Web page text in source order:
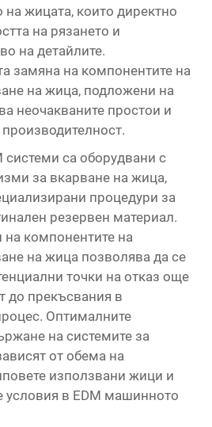
жицата, които директно
на рязането и
на детайлите.
замяна на компонентите на
на жица, подложени на
неочакваните простои и
са оборудвани с
за вкарване на жица,
процедури за
резервен материал.
компонентите на
на жица позволява да се
точки на отказ още
до прекъсвания в
Оптималните
на системите за
от обема на
използвани жици и
условия в EDM машинното